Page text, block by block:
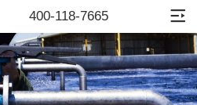
400-118-7665